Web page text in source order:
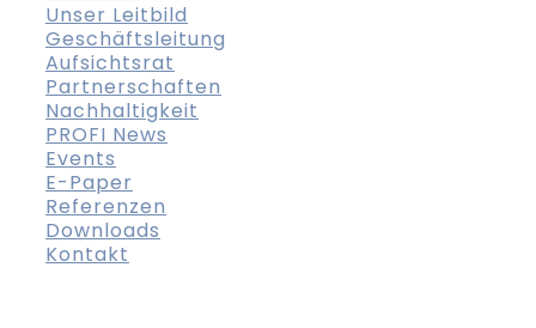
Unser Leitbild
Geschäftsleitung
Aufsichtsrat
Partnerschaften
Nachhaltigkeit
PROFI News
Events
E-Paper
Referenzen
Downloads
Kontakt